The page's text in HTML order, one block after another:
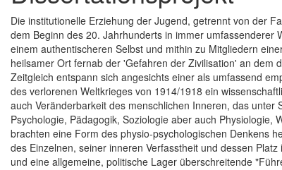
Die institutionelle Erziehung der Jugend, getrennt von der
dem Beginn des 20. Jahrhunderts in immer umfassenderer
einem authentischeren Selbst und mithin zu Mitgliedern
heilsamer Ort fernab der 'Gefahren der Zivilisation' an dem
Zeitgleich entspann sich angesichts einer als umfassend
des verlorenen Weltkrieges von 1914/1918 ein
auch Veränderbarkeit des menschlichen Inneren, das
Psychologie, Pädagogik, Soziologie aber auch
brachten eine Form des physio-psychologischen Denkens
des Einzelnen, seiner inneren Verfasstheit und dessen
und eine allgemeine, politische Lager überschreitende